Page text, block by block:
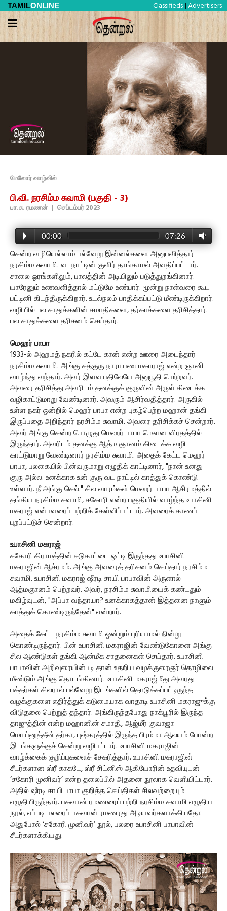
TAMILONLINE Classifieds | Advertisers
மேலோர் வாழ்வில்
பி.வி. நரசிம்ம சுவாமி (பகுதி - 3)
பா.சு. ரமணன் | செப்டம்பர் 2023
00:00 07:26
சென்ற வழியெல்லாம் பல்வேறு இன்னல்களை அனுபவித்தார்
நரசிம்ம சுவாமி. வடநாட்டின் குளிர் தாங்காமல் அவதிப்பட்டார்.
சாலை ஓரங்களிலும், பாலத்தின் அடியிலும் படுத்துறங்கினார்.
யாரேனும் உணவளித்தால் மட்டுமே உண்பார். மூன்று நாள்வரை கூட
பட்டினி கிடந்திருக்கிறார். உடல்நலம் பாதிக்கப்பட்டு மீண்டிருக்கிறார்.
வழியில் பல சாதுக்களின் சமாதிகளை, தர்காக்களை தரிசித்தார்.
பல சாதுக்களை தரிசனம் செய்தார்.
மெஹர் பாபா
1933-ல் அஹமத் நகரில் கட்டே கான் என்ற ஊரை அடைந்தார்
நரசிம்ம சுவாமி. அங்கு சத்குரு நாராயண மகாராஜ் என்ற ஞானி
வாழ்ந்து வந்தார். அவர் இளவயதிலேயே அனுபூதி பெற்றவர்.
அவரை தரிசித்து அவரிடம் தனக்குக் குருவின் அருள் கிடைக்க
வழிகாட்டுமாறு வேண்டினார். அவரும் ஆசிர்வதித்தார். அருகில்
உள்ள நகர் ஒன்றில் மெஹர் பாபா என்ற புகழ்பெற்ற மஹான் தங்கி
இருப்பதை அறிந்தார் நரசிம்ம சுவாமி. அவரை தரிசிக்கச் சென்றார்.
அவர் அங்கு சென்ற பொழுது மெஹர் பாபா மௌன விரதத்தில்
இருந்தார். அவரிடம் தனக்கு ஆத்ம ஞானம் கிடைக்க வழி
காட்டுமாறு வேண்டினார் நரசிம்ம சுவாமி. அதைக் கேட்ட மெஹர்
பாபா, பலகையில் பின்வருமாறு எழுதிக் காட்டினார், "நான் உனது
குரு அல்ல. உனக்காக உன் குரு வட நாட்டில் காத்துக் கொண்டு
உள்ளார். நீ அங்கு செல்." சில வாரங்கள் மெஹர் பாபா ஆசிரமத்தில்
தங்கிய நரசிம்ம சுவாமி, சகோரி என்ற பகுதியில் வாழ்ந்த உபாசினி
மகராஜ் என்பவரைப் பற்றிக் கேள்விப்பட்டார். அவரைக் காணப்
புறப்பட்டுச் சென்றார்.
உபாசினி மகராஜ்
சகோரி கிராமத்தின் சுடுகாட்டை ஒட்டி இருந்தது உபாசினி
மகராஜின் ஆச்ரமம். அங்கு அவரைத் தரிசனம் செய்தார் நரசிம்ம
சுவாமி. உபாசினி மகராஜ் ஷீரடி சாயி பாபாவின் அருளால்
ஆத்மஞானம் பெற்றவர். அவர், நரசிம்ம சுவாமியைக் கண்டதும்
மகிழ்வுடன், "அப்பா வந்தாயா? உனக்காகத்தான் இத்தனை நாளும்
காத்துக் கொண்டிருந்தேன்" என்றார்.
அதைக் கேட்ட நரசிம்ம சுவாமி ஒன்றும் புரியாமல் நின்று
கொண்டிருந்தார். பின் உபாசினி மகராஜின் வேண்டுகோளை அங்கு
சில ஆண்டுகள் தங்கி ஆன்மீக சாதனைகள் செய்தார். உபாசினி
பாபாவின் அறிவுரையின்படி தான் உதறிய வழக்குரைஞர் தொழிலை
மீண்டும் அங்கு தொடங்கினார். உபாசினி மகராஜ்மீது அவரது
பக்தர்கள் சிலரால் பல்வேறு இடங்களில் தொடுக்கப்பட்டிருந்த
வழக்குகளை எதிர்த்துக் கடுமையாக வாதாடி உபாசினி மகராஜுக்கு
விடுதலை பெற்றுத் தந்தார். அங்கிருந்தபோது நாக்பூரில் இருந்த
தாஜுத்தின் என்ற மஹானின் சமாதி, ஆஜ்மீர் குவாஜா
மொய்னுத்தீன் தர்கா, புஷ்கரத்தில் இருந்த பிரம்மா ஆலயம் போன்ற
இடங்களுக்குச் சென்று வழிபட்டார். உபாசினி மகராஜின்
வாழ்க்கைக் குறிப்புகளைச் சேகரித்தார். உபாசினி மகராஜின்
சீடர்களான ஸ்ரீ காகடே, ஸ்ரீ சிட்னிஸ் ஆகியோரின் உதவியுடன்
‘சகோரி முனிவர்’ என்ற தலைப்பில் அதனை நூலாக வெளியிட்டார்.
அதில் ஷீரடி சாயி பாபா குறித்த செய்திகள் சிலவற்றையும்
எழுதியிருந்தார். பகவான் ரமணரைப் பற்றி நரசிம்ம சுவாமி எழுதிய
நூல், எப்படி பலரைப் பகவான் ரமணரது அடியவர்களாக்கியதோ
அதுபோல் ‘சகோரி முனிவர்’ நூல், பலரை உபாசினி பாபாவின்
சீடர்களாக்கியது.